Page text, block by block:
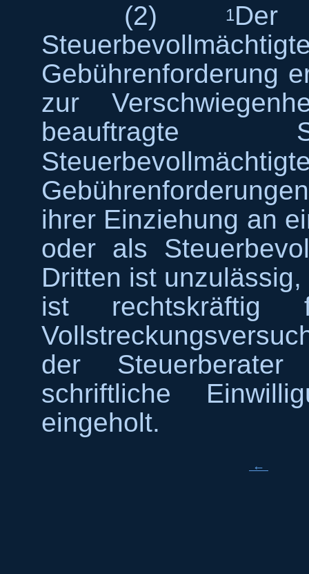
(2)
1Der
Gebührenforderung
zur
beauftragte
ihrer Einziehung an
oder als
Dritten ist
ist rechtskräftig
der
schriftliche
eingeholt.
←